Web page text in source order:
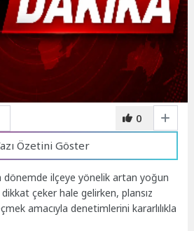
0
Özetini Göster
dönemde ilçeye yönelik artan yoğun
çeker hale gelirken, plansız
amacıyla denetimlerini kararlılıkla